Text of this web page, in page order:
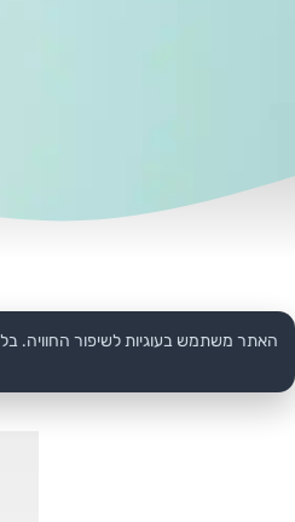
האתר משתמש בעוגיות לשיפור החוויה.